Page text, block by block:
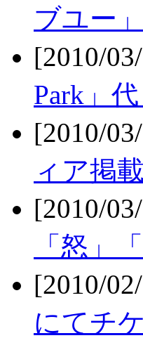
ブユー
[2010/
Park」
[2010/
ィア掲
[2010/
「怒」
[2010/
にてチ